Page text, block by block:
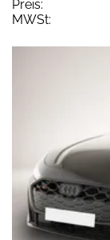
Preis:
MWSt: